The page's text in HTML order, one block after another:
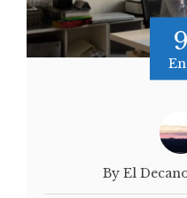
9
By El